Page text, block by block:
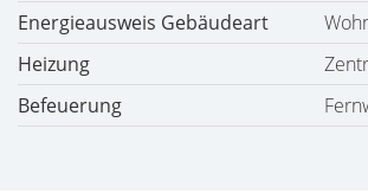
Energieausweis Gebäudeart
Heizung
Befeuerung